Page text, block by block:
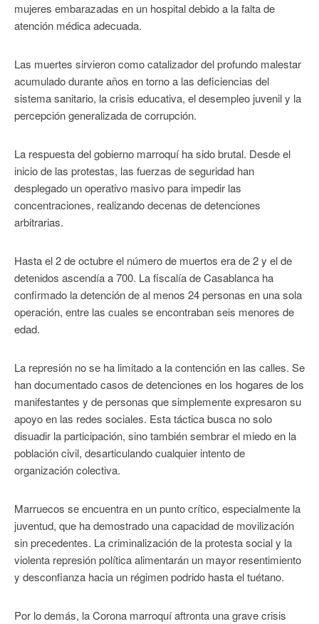
mujeres embarazadas en un hospital debido a la falta de
atención médica adecuada.
Las muertes sirvieron como catalizador del profundo malestar
acumulado durante años en torno a las deficiencias del
sistema sanitario, la crisis educativa, el desempleo juvenil y la
percepción generalizada de corrupción.
La respuesta del gobierno marroquí ha sido brutal. Desde el
inicio de las protestas, las fuerzas de seguridad han
desplegado un operativo masivo para impedir las
concentraciones, realizando decenas de detenciones
arbitrarias.
Hasta el 2 de octubre el número de muertos era de 2 y el de
detenidos ascendía a 700. La fiscalía de Casablanca ha
confirmado la detención de al menos 24 personas en una sola
operación, entre las cuales se encontraban seis menores de
edad.
La represión no se ha limitado a la contención en las calles. Se
han documentado casos de detenciones en los hogares de los
manifestantes y de personas que simplemente expresaron su
apoyo en las redes sociales. Esta táctica busca no solo
disuadir la participación, sino también sembrar el miedo en la
población civil, desarticulando cualquier intento de
organización colectiva.
Marruecos se encuentra en un punto crítico, especialmente la
juventud, que ha demostrado una capacidad de movilización
sin precedentes. La criminalización de la protesta social y la
violenta represión política alimentarán un mayor resentimiento
y desconfianza hacia un régimen podrido hasta el tuétano.
Por lo demás, la Corona marroquí aftronta una grave crisis